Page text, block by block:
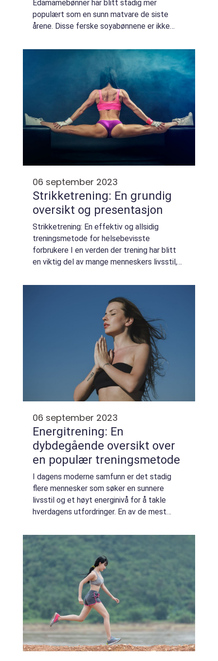
Edamamebønner har blitt stadig mer
populært som en sunn matvare de siste
årene. Disse ferske soyabønnene er ikke
smak og kan brukes i en rekke retter. I denne
06 september 2023
Strikketrening: En grundig
oversikt og presentasjon
Strikketrening: En effektiv og allsidig
treningsmetode for helsebevisste
forbrukere I en verden der trening har blitt
en viktig del av mange menneskers livsstil,
effektive treningsmetoder. En av disse
06 september 2023
Energitrening: En
dybdegående oversikt over
en populær treningsmetode
I dagens moderne samfunn er det stadig
flere mennesker som søker en sunnere
livsstil og et høyt energinivå for å takle
hverdagens utfordringer. En av de mest
for å oppnå dette er energitrening. I denne
artikkele...